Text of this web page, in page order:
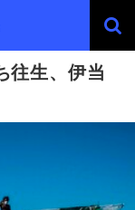
往生、伊当